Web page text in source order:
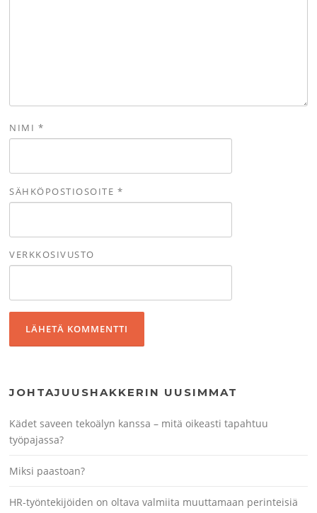
NIMI *
SÄHKÖPOSTIOSOITE *
VERKKOSIVUSTO
JOHTAJUUSHAKKERIN UUSIMMAT
Kädet saveen tekoälyn kanssa – mitä oikeasti tapahtuu
työpajassa?
Miksi paastoan?
HR-työntekijöiden on oltava valmiita muuttamaan perinteisiä